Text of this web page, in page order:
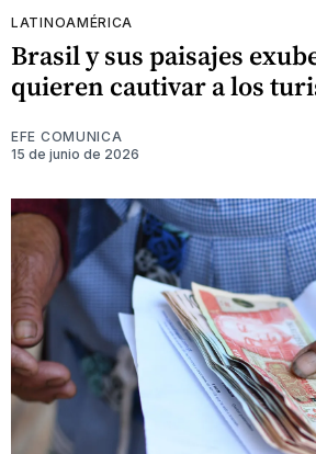
LATINOAMÉRICA
Brasil y sus paisajes
quieren cautivar a los
EFE COMUNICA
15 de junio de 2026